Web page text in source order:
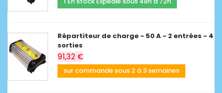
Répartiteur de charge - 50 A - 2 entrées - 4
sorties
91,32 €
sur commande sous 2 à 3 semaines